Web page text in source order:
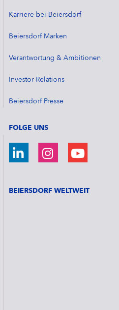
Karriere bei Beiersdorf
Beiersdorf Marken
Verantwortung & Ambitionen
Investor Relations
Beiersdorf Presse
FOLGE UNS
BEIERSDORF WELTWEIT